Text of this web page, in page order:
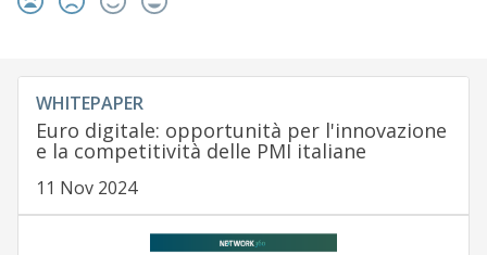
WHITEPAPER
Euro digitale: opportunità per l'innovazione
e la competitività delle PMI italiane
11 Nov 2024